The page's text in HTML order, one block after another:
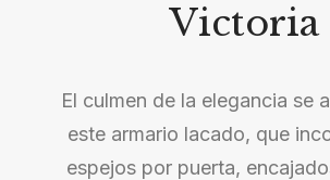
Victoria
El culmen de la elegancia se
este armario lacado, que
espejos por puerta,